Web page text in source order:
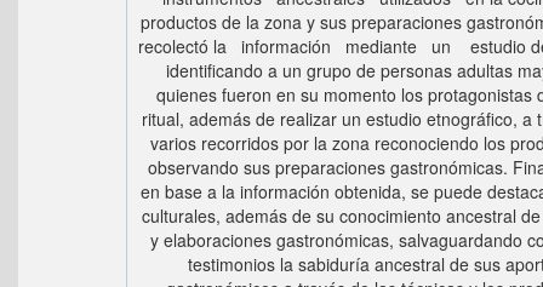
productos de la zona y sus preparaciones
recolectó la información mediante un estudio
identificando a un grupo de personas adultas
quienes fueron en su momento los protagonistas
ritual, además de realizar un estudio etnográfico, a
varios recorridos por la zona reconociendo los
observando sus preparaciones gastronómicas.
en base a la información obtenida, se puede
culturales, además de su conocimiento ancestral
y elaboraciones gastronómicas, salvaguardando
testimonios la sabiduría ancestral de sus